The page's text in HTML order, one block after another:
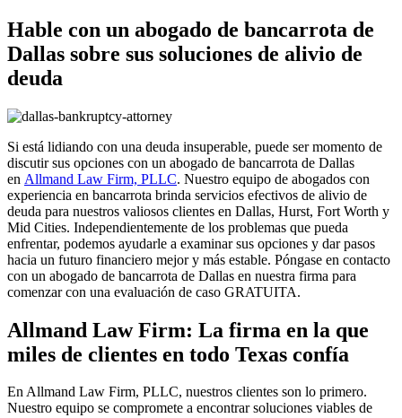
Hable con un abogado de bancarrota de
Dallas sobre sus soluciones de alivio de
deuda
Si está lidiando con una deuda insuperable, puede ser momento de
discutir sus opciones con un abogado de bancarrota de Dallas
en Allmand Law Firm, PLLC. Nuestro equipo de abogados con
experiencia en bancarrota brinda servicios efectivos de alivio de
deuda para nuestros valiosos clientes en Dallas, Hurst, Fort Worth y
Mid Cities. Independientemente de los problemas que pueda
enfrentar, podemos ayudarle a examinar sus opciones y dar pasos
hacia un futuro financiero mejor y más estable. Póngase en contacto
con un abogado de bancarrota de Dallas en nuestra firma para
comenzar con una evaluación de caso GRATUITA.
Allmand Law Firm: La firma en la que
miles de clientes en todo Texas confía
En Allmand Law Firm, PLLC, nuestros clientes son lo primero.
Nuestro equipo se compromete a encontrar soluciones viables de